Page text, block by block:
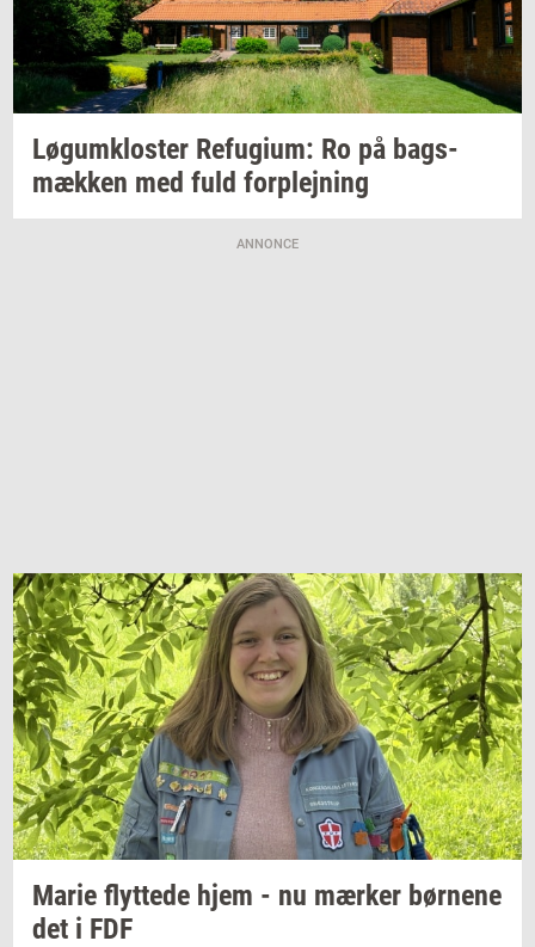
Løgum­klo­ster Re­fu­gi­um: Ro på bags­
mæk­ken med fuld for­plej­ning
ANNONCE
Marie flyt­te­de hjem - nu mær­ker bør­ne­ne
det i FDF